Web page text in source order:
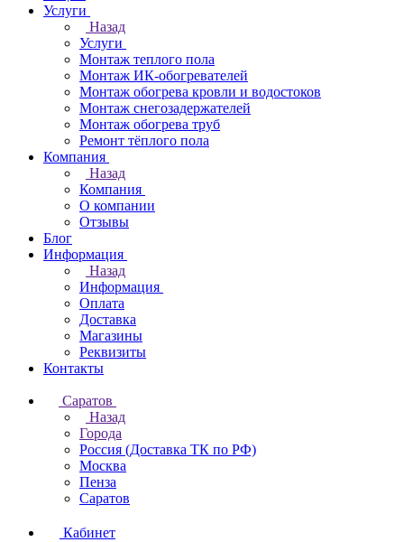
Услуги
Назад
Услуги
Монтаж теплого пола
Монтаж ИК-обогревателей
Монтаж обогрева кровли и водостоков
Монтаж снегозадержателей
Монтаж обогрева труб
Ремонт тёплого пола
Компания
Назад
Компания
О компании
Отзывы
Блог
Информация
Назад
Информация
Оплата
Доставка
Магазины
Реквизиты
Контакты
Саратов
Назад
Города
Россия (Доставка ТК по РФ)
Москва
Пенза
Саратов
Кабинет